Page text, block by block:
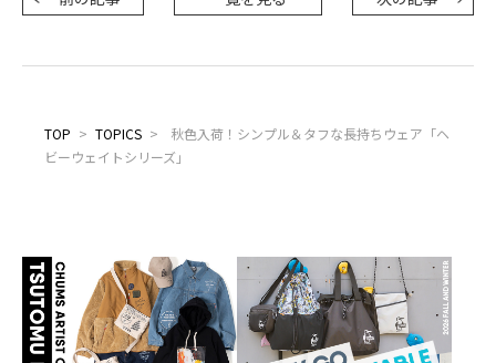
TOP > TOPICS >
秋色入荷！シンプル＆タフな長持ちウェア「ヘ
ビーウェイトシリーズ」